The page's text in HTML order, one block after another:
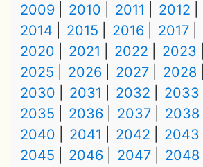
2009
2010 2011 2012
2014
2015 2016 2017
2020
2021 2022 2023
2025
2026 2027 2028
2030
2031 2032 2033
2035
2036 2037 2038
2040
2041 2042 2043
2045
2046 2047 2048